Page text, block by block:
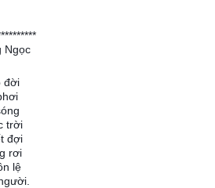
Ngọc
đời
trời
đợi
rơi
lệ